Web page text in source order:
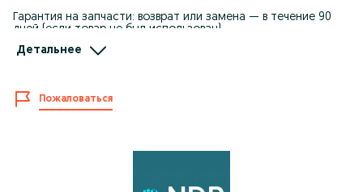
Гарантия на запчасти: возврат или замена — в течение 90
дней (если товар не был использован).
Мы явл. Крупнейшим поставщиком автозапчастей для
-Качество и оптовые цены.
-Запчасти в наличие и под заказ.
накопительная скидка на последующие покупки.
Детальнее
Пожаловаться